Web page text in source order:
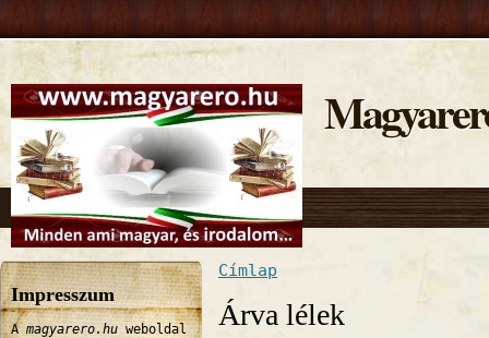
Impresszum
A magyarero.hu weboldal
Jelenlegi hely
Címlap
Árva lélek